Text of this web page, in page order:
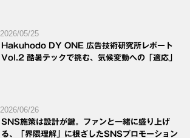
2026/05/25
Hakuhodo DY ONE 広告技術研究所レポート
Vol.2 酷暑テックで挑む、気候変動への「適応」
2026/06/26
SNS施策は設計が鍵。ファンと一緒に盛り上げ
る、「界隈理解」に根ざしたSNSプロモーション